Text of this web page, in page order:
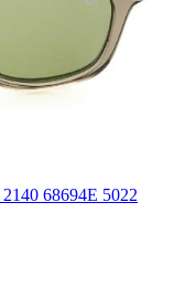
68694E 5022